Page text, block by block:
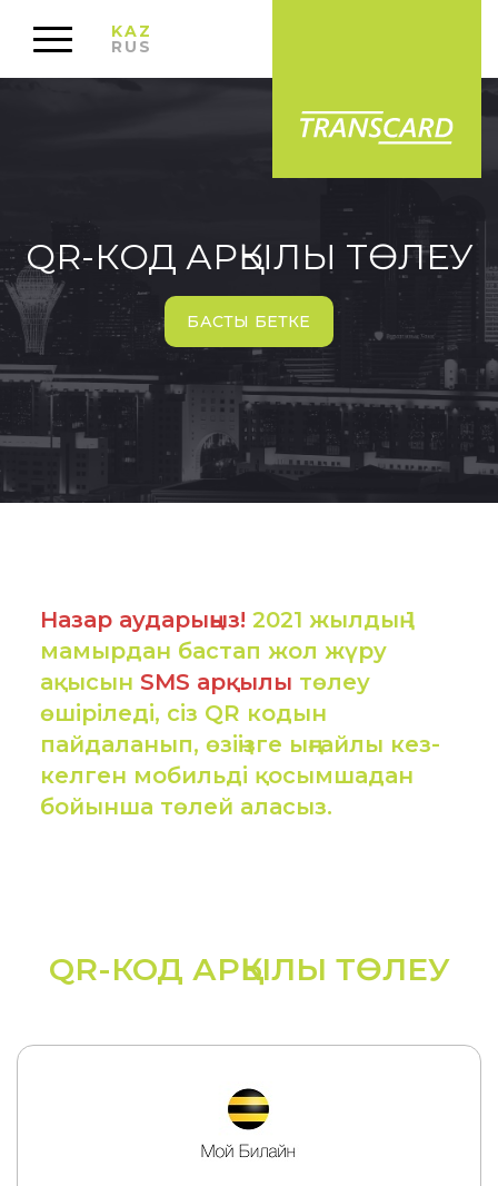
KAZ
RUS
QR-КОД АРҚЫЛЫ ТӨЛЕУ
БАСТЫ БЕТКЕ
Назар аударыңыз! 2021 жылдың 1
мамырдан бастап жол жүру
ақысын SMS арқылы төлеу
өшіріледі, сіз QR кодын
пайдаланып, өзіңізге ыңғайлы кез-
келген мобильді қосымшадан
бойынша төлей аласыз.
QR-КОД АРҚЫЛЫ ТӨЛЕУ